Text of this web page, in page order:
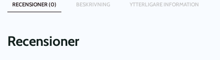
RECENSIONER (0) BESKRIVNING YTTERLIGARE INFORMATION
Recensioner